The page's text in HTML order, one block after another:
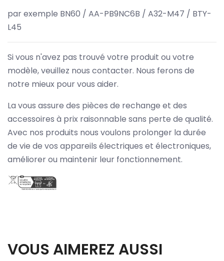
par exemple BN60 / AA-PB9NC6B / A32-M47 / BTY-
L45
Si vous n'avez pas trouvé votre produit ou votre
modèle, veuillez nous contacter. Nous ferons de
notre mieux pour vous aider.
La vous assure des pièces de rechange et des
accessoires à prix raisonnable sans perte de qualité.
Avec nos produits nous voulons prolonger la durée
de vie de vos appareils électriques et électroniques,
améliorer ou maintenir leur fonctionnement.
VOUS AIMEREZ AUSSI